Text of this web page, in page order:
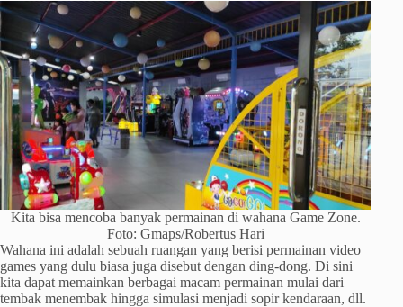
Kita bisa mencoba banyak permainan di wahana Game Zone.
Foto: Gmaps/Robertus Hari
Wahana ini adalah sebuah ruangan yang berisi permainan video
games yang dulu biasa juga disebut dengan ding-dong. Di sini
kita dapat memainkan berbagai macam permainan mulai dari
tembak menembak hingga simulasi menjadi sopir kendaraan, dll.